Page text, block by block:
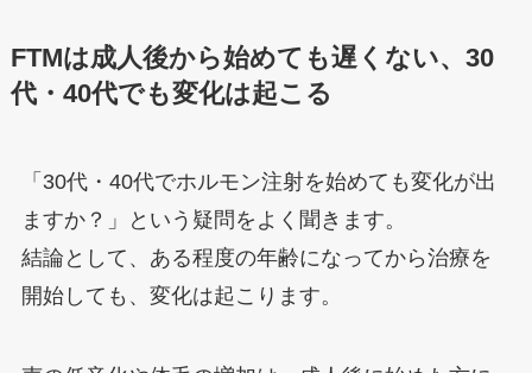
FTMは成人後から始めても遅くない、30
代・40代でも変化は起こる
「30代・40代でホルモン注射を始めても変化が出
ますか？」という疑問をよく聞きます。
結論として、ある程度の年齢になってから治療を
開始しても、変化は起こります。